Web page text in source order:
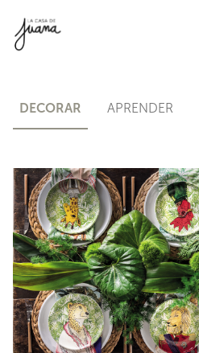
DECORAR APRENDER